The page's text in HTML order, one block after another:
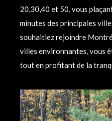
20,30,40 et 50, vous
minutes des principales
souhaitiez rejoindre
villes environnantes, vous
tout en profitant de la